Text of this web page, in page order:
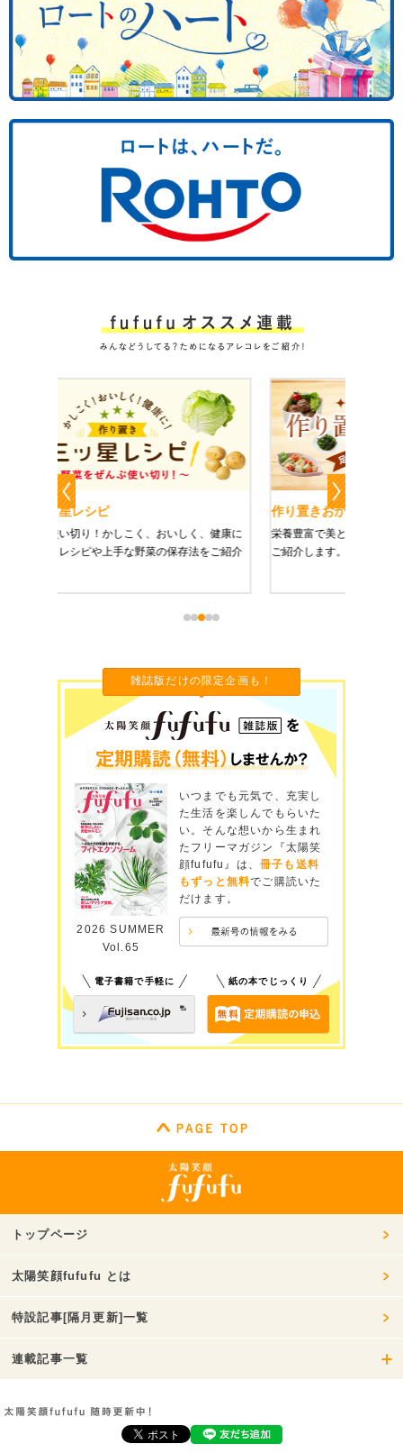
作り置きおかずレシピ
栄養豊富で美と健康にうれしい「作り置きおかず」を
ご紹介します。
雑誌版だけの限定企画も！
2026 SUMMER
Vol.65
いつまでも元気で、充実し
た生活を楽しんでもらいた
い。そんな想いから生まれ
たフリーマガジン『太陽笑
顔fufufu』は、 冊子も送料
もずっと無料でご購読いた
だけます。
電子書籍で手軽に 紙の本でじっくり
トップページ
太陽笑顔fufufu とは
特設記事[隔月更新]一覧
連載記事一覧